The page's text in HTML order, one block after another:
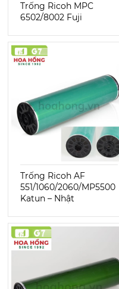
Trống Ricoh MPC
6502/8002 Fuji
Trống Ricoh AF
551/1060/2060/MP5500
Katun – Nhật